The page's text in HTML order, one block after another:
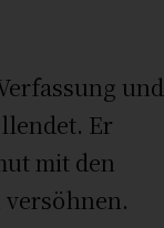
und
Er
mit den